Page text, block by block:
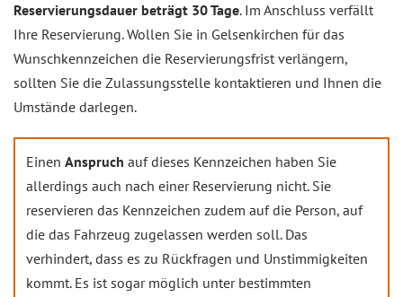
Reservierungsdauer beträgt 30 Tage. Im Anschluss verfällt
Ihre Reservierung. Wollen Sie in Gelsenkirchen für das
Wunschkennzeichen die Reservierungsfrist verlängern,
sollten Sie die Zulassungsstelle kontaktieren und Ihnen die
Umstände darlegen.
Einen Anspruch auf dieses Kennzeichen haben Sie
allerdings auch nach einer Reservierung nicht. Sie
reservieren das Kennzeichen zudem auf die Person, auf
die das Fahrzeug zugelassen werden soll. Das
verhindert, dass es zu Rückfragen und Unstimmigkeiten
kommt. Es ist sogar möglich unter bestimmten